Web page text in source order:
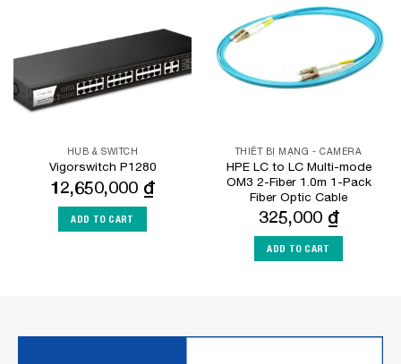
HUB & SWITCH
Vigorswitch P1280
12,650,000 ₫
ADD TO CART
Wishlist
THIẾT BỊ MẠNG - CAMERA
HPE LC to LC Multi-mode
OM3 2-Fiber 1.0m 1-Pack
Fiber Optic Cable
325,000 ₫
ADD TO CART